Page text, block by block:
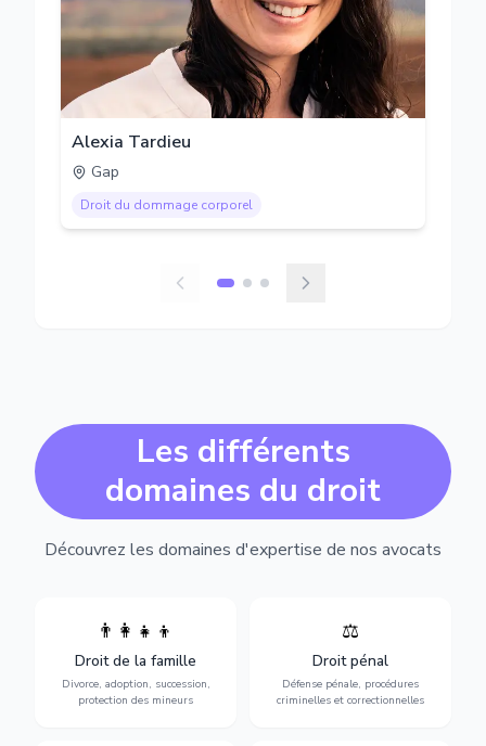
Alexia Tardieu
Gap
Droit du dommage corporel
Les différents
domaines du droit
Découvrez les domaines d'expertise de nos avocats
👨‍👩‍👧‍👦
Droit de la famille
Divorce, adoption, succession,
protection des mineurs
Divorce, garde d'enfants,
adoption, succession et
protection des personnes
vulnérables.
⚖️
Droit pénal
Défense pénale, procédures
criminelles et correctionnelles
Expertise en matière pénale,
vue jusqu'au procès, pour
toute affaire correctionnelle
ou criminelle.